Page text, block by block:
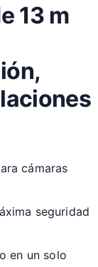
13 m
cámaras
seguridad
en un solo